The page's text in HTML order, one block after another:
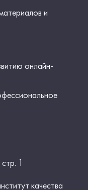
и
онлайн-
1
качества